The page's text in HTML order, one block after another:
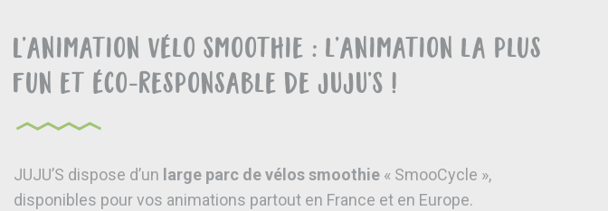
L’animation Vélo Smoothie : l’animation la plus
fun et éco-responsable de JUJU’S !
JUJU’S dispose d’un large parc de vélos smoothie « SmooCycle »,
disponibles pour vos animations partout en France et en Europe.